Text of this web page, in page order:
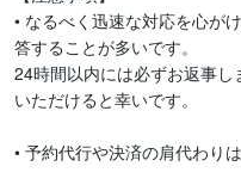
• なるべく迅速な対応を心が
答することが多いです。
24時間以内には必ずお返事
いただけると幸いです。
• 予約代行や決済の肩代わり